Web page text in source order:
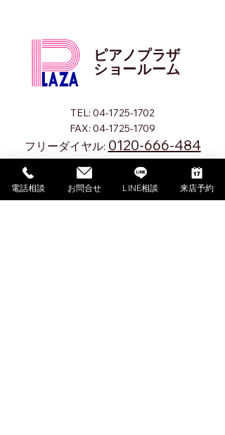
ピアノプラザ
​ショールーム
TEL: 04-1725-1702
FAX: 04-1725-1709
フリーダイヤル: 0120-666-484
お問い合わせはこちら
電話相談 お問合せ LINE相談 来店予約